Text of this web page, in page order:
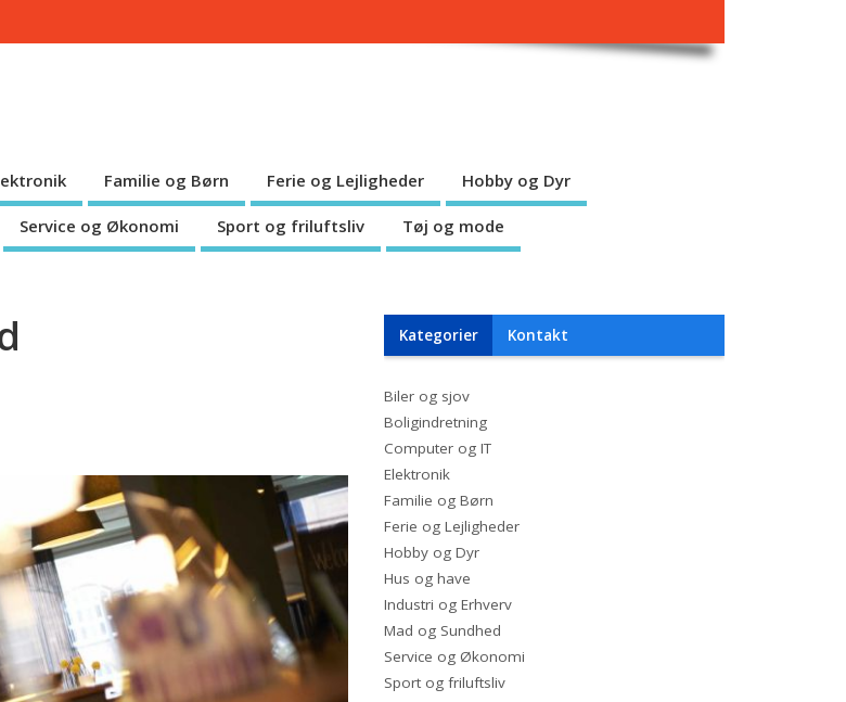
Familie og Børn Ferie og Lejligheder Hobby og Dyr
Service og Økonomi Sport og friluftsliv Tøj og mode
Kategorier Kontakt
Biler og sjov
Boligindretning
Computer og IT
Elektronik
Familie og Børn
Ferie og Lejligheder
Hobby og Dyr
Hus og have
Industri og Erhverv
Mad og Sundhed
Service og Økonomi
Sport og friluftsliv